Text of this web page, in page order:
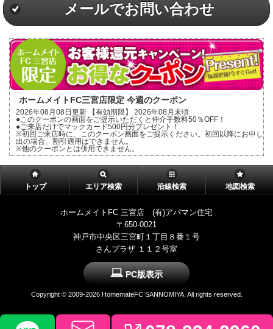
メールでお問い合わせ
ホームメイトFC三宮店限定 今週のクーポン
2026年08月08日更新 【有効期限】 2026年08月末頃
●このクーポンの画面をご提示いただくと仲介手数料50％OFF！
●ご来店だけでマックカード500円分プレゼント！
※初回ご来店時に、このクーポン画面をご提示ください。初回以降にお申し
出の場合、割引適用はできません。
※他のクーポンとは併用できません。
トップ エリア検索 沿線検索 地図検索
ホームメイトFC 三宮店 (有)アパマン住宅
〒650-0021
神戸市中央区三宮町１丁目８番１号
さんプラザ １１２号室
PC版表示
Copyright © 2009-2026 HomemateFC SANNOMIYA. All rights reserved.